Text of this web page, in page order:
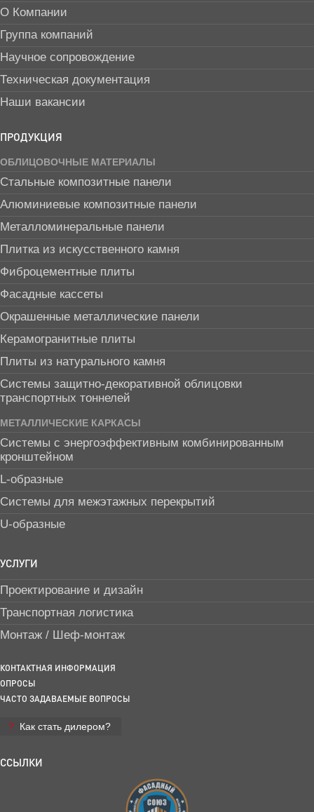
О Компании
Группа компаний
Научное сопровождение
Техническая документация
Наши вакансии
ПРОДУКЦИЯ
ОБЛИЦОВОЧНЫЕ МАТЕРИАЛЫ
Стальные композитные панели
Алюминиевые композитные панели
Металломинеральные панели
Плитка из искусственного камня
Фиброцементные плиты
Фасадные кассеты
Окрашенные металлические панели
Керамогранитные плиты
Плиты из натурального камня
Системы защитно-декоративной облицовки
транспортных тоннелей
МЕТАЛЛИЧЕСКИЕ КАРКАСЫ
Системы с энергоэффективным комбинированным
кронштейном
L-образные
Системы для межэтажных перекрытий
U-образные
УСЛУГИ
Проектирование и дизайн
Транспортная логистика
Монтаж / Шеф-монтаж
КОНТАКТНАЯ ИНФОРМАЦИЯ
ОПРОСЫ
ЧАСТО ЗАДАВАЕМЫЕ ВОПРОСЫ
Как стать дилером?
ССЫЛКИ